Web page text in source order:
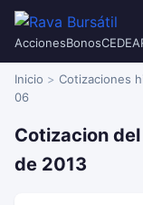
AccionesBonos
Inicio Cotizaciones
06
Cotizacion
de 2013